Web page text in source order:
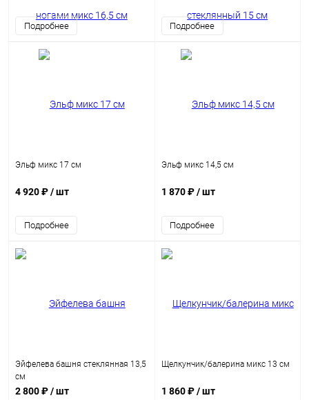
Подробнее Подробнее
Эльф микс 17 см
4 920 ₽/ шт
Подробнее
Эльф микс 14,5 см
1 870 ₽/ шт
Подробнее
Эйфелева башня стеклянная 13,5
см
2 800 ₽/ шт
Щелкунчик/балерина микс 13 см
1 860 ₽/ шт